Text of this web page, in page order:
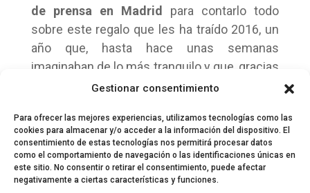
Gestionar consentimiento
Para ofrecer las mejores experiencias, utilizamos tecnologías como las
cookies para almacenar y/o acceder a la información del dispositivo. El
consentimiento de estas tecnologías nos permitirá procesar datos
como el comportamiento de navegación o las identificaciones únicas en
este sitio. No consentir o retirar el consentimiento, puede afectar
negativamente a ciertas características y funciones.
de prensa en Madrid para contarlo todo
sobre este regalo que les ha traído 2016, un
año que, hasta hace unas semanas
imaginaban de lo más tranquilo y que, gracias
a un montón de amigos, será sin duda uno de